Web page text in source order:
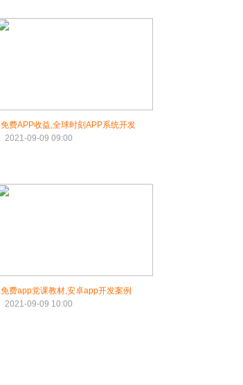
免费APP收益,全球时刻APP系统开发
2021-09-09 09:00
免费app党课教材,安卓app开发案例
2021-09-09 10:00